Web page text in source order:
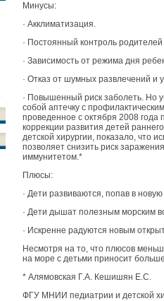
Минусы:
· Акклиматизация.
· Постоянный контроль
· Зависимость от режима дня
· Отказ от шумных развлечений и
· Повышенный риск заболеть. Но
собой аптечку с
проведенное с октября 2008 года
коррекции развития детей
детской хирургии, показало, что
позволяет снизить риск
иммунитетом.*
Плюсы:
· Дети развиваются, попав в
· Дети дышат полезным морским
· Искренне радуются новым
Несмотря на то, что плюсов
на море с детьми приносит
* Алямовская Г.А. Кешишян Е.С.
ФГУ МНИИ педиатрии и детской